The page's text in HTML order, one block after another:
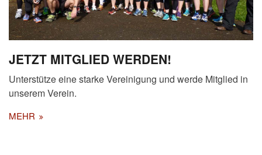
JETZT MITGLIED WERDEN!
Unterstütze eine starke Vereinigung und werde Mitglied in
unserem Verein.
MEHR